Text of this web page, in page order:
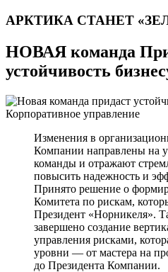
АРКТИКА СТАНЕТ
НОВАЯ команда
устойчивость
Корпоративное управление
Изменения в
Компании направлены на
команды и отражают
повысить надежность и
Принято решение о
Комитета по рискам,
Президент «Норникеля».
завершено создание
управления рисками,
уровни — от мастера на
до Президента Компании.